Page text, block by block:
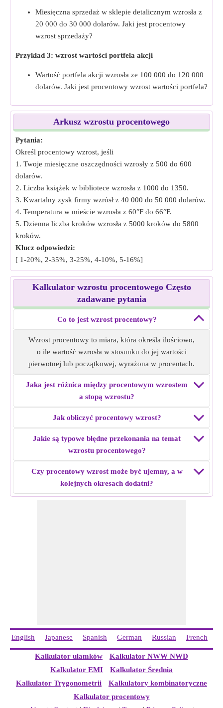
Miesięczna sprzedaż w sklepie detalicznym wzrosła z
20 000 do 30 000 dolarów. Jaki jest procentowy
wzrost sprzedaży?
Przykład 3: wzrost wartości portfela akcji
Wartość portfela akcji wzrosła ze 100 000 do 120 000
dolarów. Jaki jest procentowy wzrost wartości portfela?
Arkusz wzrostu procentowego
Pytania:
Określ procentowy wzrost, jeśli
1. Twoje miesięczne oszczędności wzrosły z 500 do 600
dolarów.
2. Liczba książek w bibliotece wzrosła z 1000 do 1350.
3. Kwartalny zysk firmy wzrósł z 40 000 do 50 000 dolarów.
4. Temperatura w mieście wzrosła z 60°F do 66°F.
5. Dzienna liczba kroków wzrosła z 5000 kroków do 5800
kroków.
Klucz odpowiedzi:
[ 1-20%, 2-35%, 3-25%, 4-10%, 5-16%]
Kalkulator wzrostu procentowego Często
zadawane pytania
Co to jest wzrost procentowy?
Wzrost procentowy to miara, która określa ilościowo,
o ile wartość wzrosła w stosunku do jej wartości
pierwotnej lub początkowej, wyrażona w procentach.
Jaka jest różnica między procentowym wzrostem
a stopą wzrostu?
Jak obliczyć procentowy wzrost?
Jakie są typowe błędne przekonania na temat
wzrostu procentowego?
Czy procentowy wzrost może być ujemny, a w
kolejnych okresach dodatni?
English Japanese Spanish German Russian French
Kalkulator ułamków
Kalkulator NWW NWD
Kalkulator EMI
Kalkulator Średnia
Kalkulator Trygonometrii
Kalkulatory kombinatoryczne
Kalkulator procentowy